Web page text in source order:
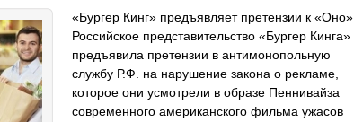
«Бургер Кинг» предъявляет претензии к «Оно».
Российское представительство «Бургер Кинга»
предъявила претензии в антимонопольную
службу Р.Ф. на нарушение закона о рекламе,
которое они усмотрели в образе Пеннивайза
современного американского фильма ужасов